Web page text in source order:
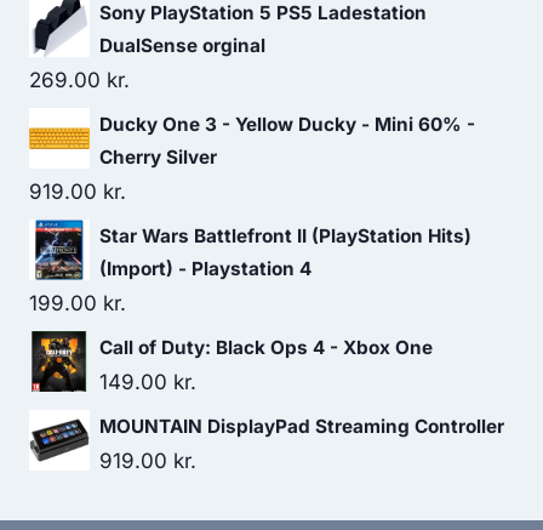
Sony PlayStation 5 PS5 Ladestation
DualSense orginal
269.00 kr.
Ducky One 3 - Yellow Ducky - Mini 60% -
Cherry Silver
919.00 kr.
Star Wars Battlefront II (PlayStation Hits)
(Import) - Playstation 4
199.00 kr.
Call of Duty: Black Ops 4 - Xbox One
149.00 kr.
MOUNTAIN DisplayPad Streaming Controller
919.00 kr.